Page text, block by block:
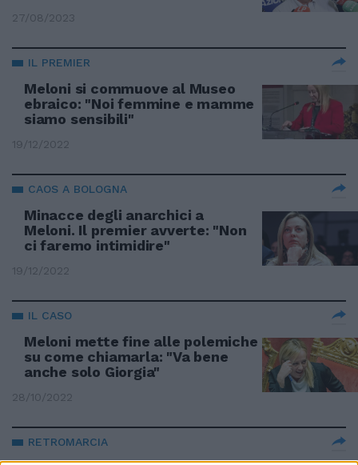
27/08/2023
IL PREMIER
Meloni si commuove al Museo
ebraico: "Noi femmine e mamme
siamo sensibili"
19/12/2022
CAOS A BOLOGNA
Minacce degli anarchici a
Meloni. Il premier avverte: "Non
ci faremo intimidire"
19/12/2022
IL CASO
Meloni mette fine alle polemiche
su come chiamarla: "Va bene
anche solo Giorgia"
28/10/2022
RETROMARCIA